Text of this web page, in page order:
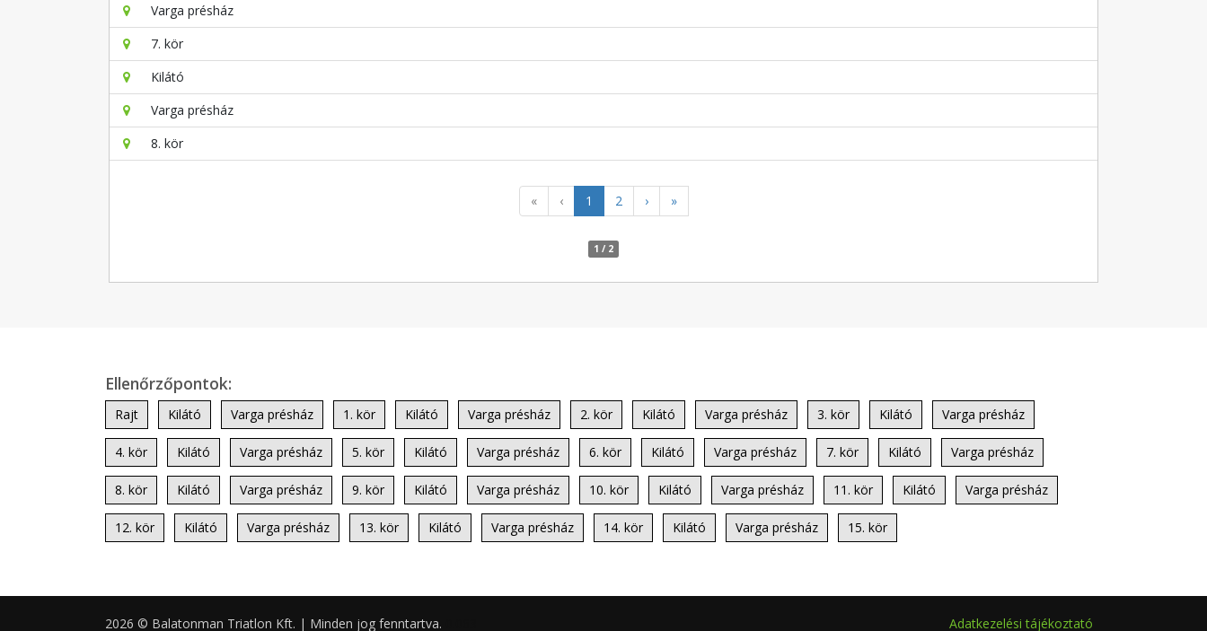
Varga présház
7. kör
Kilátó
Varga présház
8. kör
« ‹ 1 2 › »
1 / 2
Ellenőrzőpontok:
Rajt Kilátó Varga présház 1. kör Kilátó Varga présház 2. kör Kilátó Varga présház 3. kör Kilátó Varga présház
4. kör Kilátó Varga présház 5. kör Kilátó Varga présház 6. kör Kilátó Varga présház 7. kör Kilátó Varga présház
8. kör Kilátó Varga présház 9. kör Kilátó Varga présház 10. kör Kilátó Varga présház 11. kör Kilátó Varga présház
12. kör Kilátó Varga présház 13. kör Kilátó Varga présház 14. kör Kilátó Varga présház 15. kör
2026 © Balatonman Triatlon Kft. | Minden jog fenntartva. Adatkezelési tájékoztató